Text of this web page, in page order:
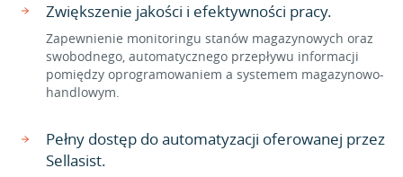
Zwiększenie jakości i efektywności pracy.
Zapewnienie monitoringu stanów magazynowych oraz
swobodnego, automatycznego przepływu informacji
pomiędzy oprogramowaniem a systemem magazynowo-
handlowym.
Pełny dostęp do automatyzacji oferowanej przez
Sellasist.